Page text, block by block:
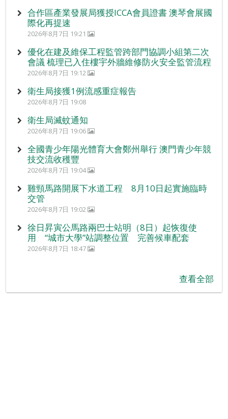
合作區產業發展局獲授ICCA會員證書 澳琴會展國
際化再提速
2026年8月7日 19:21
優化在建及維保工程監管跨部門協調小組第二次
會議 梳理已入住樓宇外牆維修防火安全監管流程
2026年8月7日 19:12
衛生局接獲1例流感重症報告
2026年8月7日 19:08
衛生局滅蚊通知
2026年8月7日 19:06
全國青少年陽光體育大會鄭州舉行 澳門青少年競
技交流收穫豐
2026年8月7日 19:04
雞頸馬路開展下水道工程 8月10日起實施臨時
交管
2026年8月7日 19:02
徐日昇寅公馬路兩巴士站明（8日）起恢復使
用 “城市大學”站調整位置 完善候車配套
2026年8月7日 18:47
查看全部